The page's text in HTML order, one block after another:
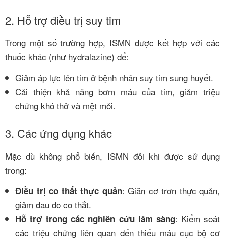
2. Hỗ trợ điều trị suy tim
Trong một số trường hợp, ISMN được kết hợp với các
thuốc khác (như hydralazine) để:
Giảm áp lực lên tim ở bệnh nhân suy tim sung huyết.
Cải thiện khả năng bơm máu của tim, giảm triệu
chứng khó thở và mệt mỏi.
3. Các ứng dụng khác
Mặc dù không phổ biến, ISMN đôi khi được sử dụng
trong:
Điều trị co thắt thực quản: Giãn cơ trơn thực quản,
giảm đau do co thắt.
Hỗ trợ trong các nghiên cứu lâm sàng: Kiểm soát
các triệu chứng liên quan đến thiếu máu cục bộ cơ